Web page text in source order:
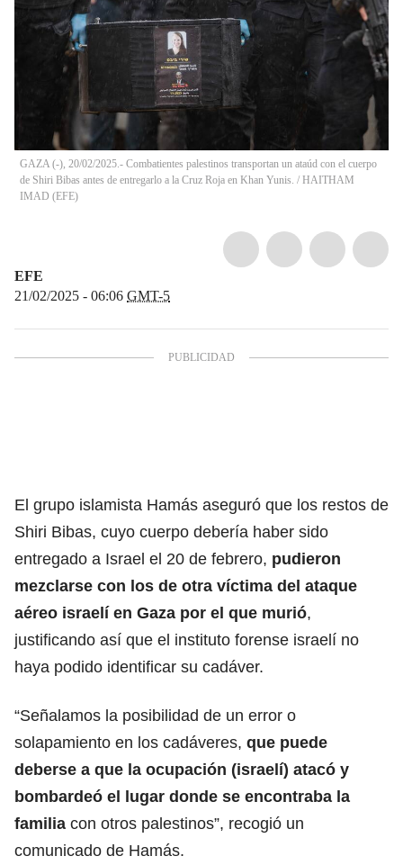
GAZA (-), 20/02/2025.- Combatientes palestinos transportan un ataúd con el cuerpo
de Shiri Bibas antes de entregarlo a la Cruz Roja en Khan Yunis. / HAITHAM
IMAD (EFE)
EFE
21/02/2025 - 06:06 GMT-5
El grupo islamista Hamás aseguró que los restos de
Shiri Bibas, cuyo cuerpo debería haber sido
entregado a Israel el 20 de febrero, pudieron
mezclarse con los de otra víctima del ataque
aéreo israelí en Gaza por el que murió,
justificando así que el instituto forense israelí no
haya podido identificar su cadáver.
“Señalamos la posibilidad de un error o
solapamiento en los cadáveres, que puede
deberse a que la ocupación (israelí) atacó y
bombardeó el lugar donde se encontraba la
familia con otros palestinos”, recogió un
comunicado de Hamás.